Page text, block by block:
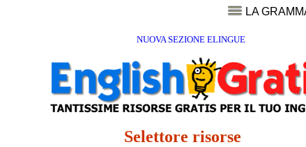
LA
NUOVA SEZIONE ELINGUE
Selettore risorse